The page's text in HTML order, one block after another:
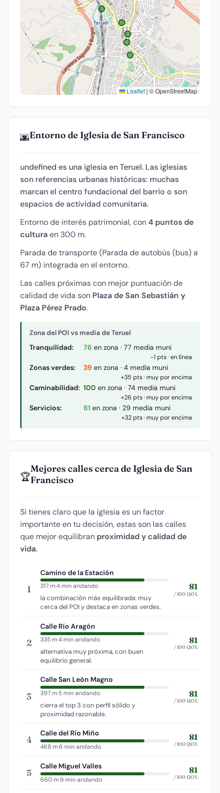
Leaflet | © OpenStreetMap
🌆Entorno de Iglesia de San Francisco
undefined es una iglesia en Teruel. Las iglesias
son referencias urbanas históricas: muchas
marcan el centro fundacional del barrio o son
espacios de actividad comunitaria.
Entorno de interés patrimonial, con4 puntos de
culturaen 300 m.
Parada de transporte (Parada de autobús (bus) a
67 m) integrada en el entorno.
Las calles próximas con mejor puntuación de
calidad de vida son Plaza de San Sebastián y
Plaza Pérez Prado.
Zona del POI vs media de Teruel
Tranquilidad: 76 en zona · 77 media muni
-1 pts · en línea
Zonas verdes: 39 en zona · 4 media muni
+35 pts · muy por encima
Caminabilidad: 100 en zona · 74 media muni
+26 pts · muy por encima
Servicios: 61 en zona · 29 media muni
+32 pts · muy por encima
🏆
Mejores calles cerca de Iglesia de San
Francisco
Si tienes claro que la iglesia es un factor
importante en tu decisión, estas son las calles
que mejor equilibran proximidad y calidad de
vida.
1
Camino de la Estación
317 m·4 min andando
la combinación más equilibrada: muy
cerca del POI y destaca en zonas verdes.
81
/100 QOL
2
Calle Río Aragón
335 m·4 min andando
alternativa muy próxima, con buen
equilibrio general.
81
/100 QOL
3
Calle San León Magno
397 m·5 min andando
cierra el top 3 con perfil sólido y
proximidad razonable.
81
/100 QOL
4
Calle del Río Miño
468 m·6 min andando
81
/100 QOL
5
Calle Miguel Valles
660 m·9 min andando
81
/100 QOL